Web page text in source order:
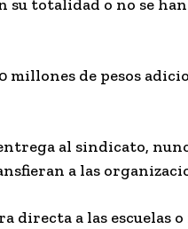
su totalidad o no se
de pesos
al sindicato,
a las
directa a las escuelas